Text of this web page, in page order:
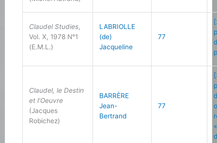
Claudel Studies,
Vol. X, 1978 N°1
(E.M.L.)
LABRIOLLE
(de)
Jacqueline
77
Claudel, le Destin
et l’Oeuvre
(Jacques
Robichez)
BARRÈRE
Jean-
Bertrand
77